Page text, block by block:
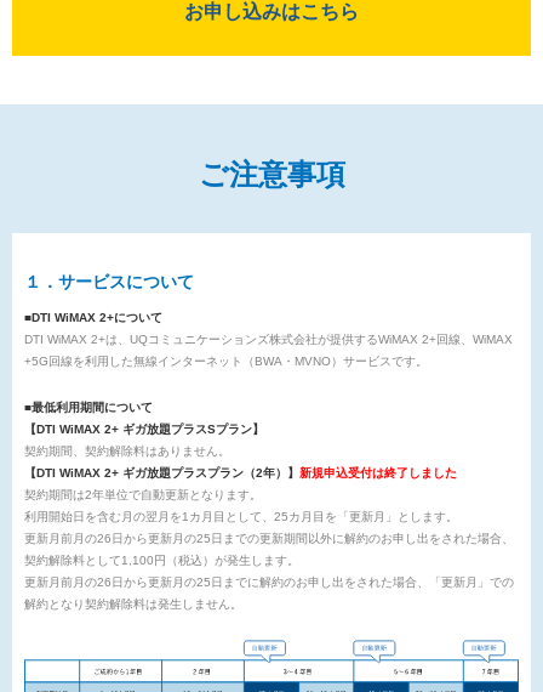
お申し込みはこちら
ご注意事項
１．サービスについて
■DTI WiMAX 2+について
DTI WiMAX 2+は、UQコミュニケーションズ株式会社が提供するWiMAX 2+回線、WiMAX
+5G回線を利用した無線インターネット（BWA・MVNO）サービスです。
■最低利用期間について
【DTI WiMAX 2+ ギガ放題プラスSプラン】
契約期間、契約解除料はありません。
【DTI WiMAX 2+ ギガ放題プラスプラン（2年）】 新規申込受付は終了しました
契約期間は2年単位で自動更新となります。
利用開始日を含む月の翌月を1カ月目として、25カ月目を「更新月」とします。
更新月前月の26日から更新月の25日までの更新期間以外に解約のお申し出をされた場合、
契約解除料として1,100円（税込）が発生します。
更新月前月の26日から更新月の25日までに解約のお申し出をされた場合、「更新月」での
解約となり契約解除料は発生しません。